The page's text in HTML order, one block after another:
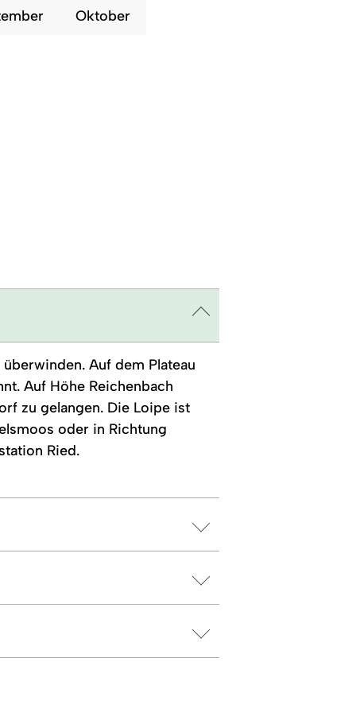
Oktober
Auf dem Plateau
Auf Höhe Reichenbach
zu gelangen. Die Loipe ist
oder in Richtung
Ried.